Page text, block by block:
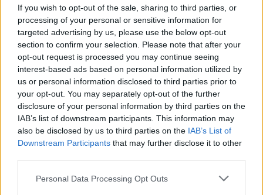
If you wish to opt-out of the sale, sharing to third parties, or
processing of your personal or sensitive information for
targeted advertising by us, please use the below opt-out
section to confirm your selection. Please note that after your
opt-out request is processed you may continue seeing
interest-based ads based on personal information utilized by
us or personal information disclosed to third parties prior to
your opt-out. You may separately opt-out of the further
disclosure of your personal information by third parties on the
IAB’s list of downstream participants. This information may
also be disclosed by us to third parties on the IAB’s List of
Downstream Participants that may further disclose it to other
Personal Data Processing Opt Outs
κινδύνους, έχουμε μεγάλη εμπιστοσύνη στο ευρύ
χαρτοφυλάκιό μας και τις ευκαιρίες στις
ποικιλόμορφες αγορές μας, που ενισχύονται από
τις δυνατότητες τις οποίες έχουμε θέσει ως
προτεραιότητα, την εμπορική μας στρατηγική με
επίκεντρο τον πελάτη και, πάνω από όλα, τις
ικανότητες των ανθρώπων μας. Δίνουμε
προτεραιότητα στις επενδύσεις στις διάφορες
κατηγορίες και αγορές όπου
δραστηριοποιούμαστε, προκειμένου να
ενισχύσουμε τη βιώσιμη ανάπτυξη.
Το 2023 αναμένουμε να επιτύχουμε οργανική